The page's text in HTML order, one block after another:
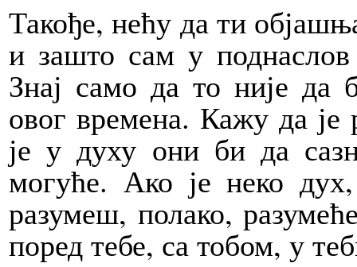
Такође, нећу да ти
и зашто сам у
Знај само да то није да
овог времена. Кажу да
је у духу они би да
могуће. Ако је неко
разумеш, полако,
поред тебе, са тобом, у